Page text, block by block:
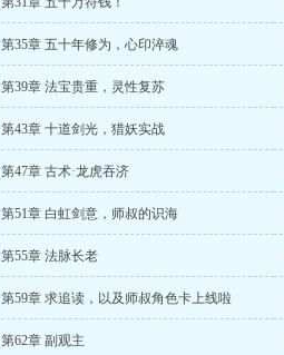
第35章 五十年修为，心印淬魂
第39章 法宝贵重，灵性复苏
第43章 十道剑光，猎妖实战
第47章 古术·龙虎吞济
第51章 白虹剑意，师叔的识海
第55章 法脉长老
第59章 求追读，以及师叔角色卡上线啦
第62章 副观主